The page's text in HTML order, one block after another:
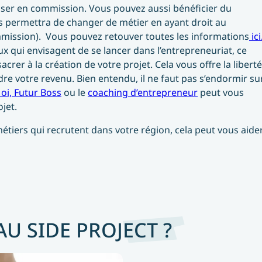
en commission. Vous pouvez aussi bénéficier du
de changer de métier en ayant droit au
Vous pouvez retouver toutes les informations ici.
qui envisagent de se lancer dans l’entrepreneuriat, ce
à la création de votre projet. Cela vous offre la liberté
votre revenu. Bien entendu, il ne faut pas s’endormir
Futur Boss ou lecoaching d’entrepreneur peut vous
qui recrutent dans votre région, cela peut vous
SIDE PROJECT ?